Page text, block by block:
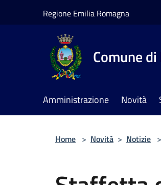
Regione Emilia Romagna
Comune
Amministrazione Novità
Home > Novità > Notizie >